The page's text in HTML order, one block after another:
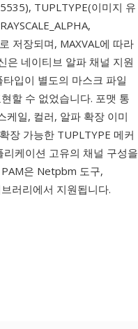
TUPLTYPE(이미지 유
저장되며, MAXVAL에 따라
은 네이티브 알파 채널 지원
입이 별도의 마스크 파일
할 수 없었습니다. 포맷 통
일, 컬러, 알파 확장 이미
장 가능한 TUPLTYPE 메커
케이션 고유의 채널 구성을
은 Netpbm 도구,
러리에서 지원됩니다.